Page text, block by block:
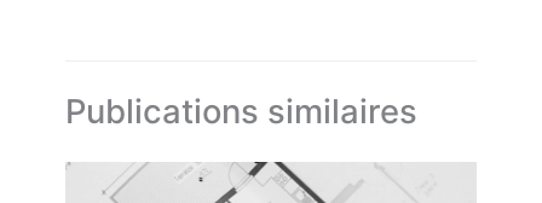
Publications similaires